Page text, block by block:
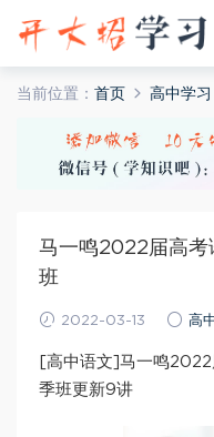
当前位置： 首页 高中学习
马一鸣2022届高考
班
2022-03-13 高
[高中语文]马一鸣
季班更新9讲